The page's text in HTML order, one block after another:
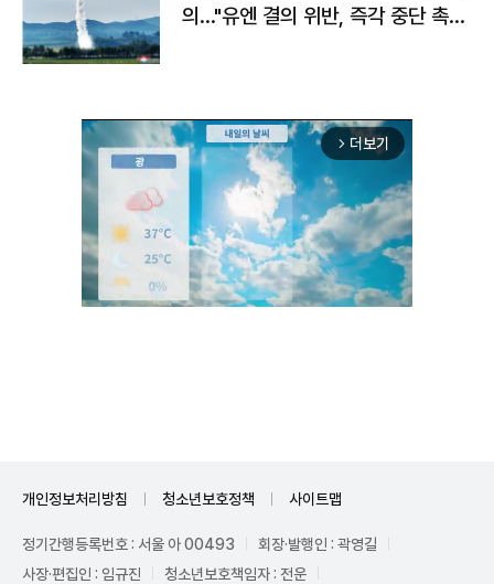
의…"유엔 결의 위반, 즉각 중단 촉
arrow_forward_ios 더보기
개인정보처리방침 청소년보호정책 사이트맵
정기간행등록번호 : 서울 아 00493
회장·발행인 : 곽영길
사장·편집인 : 임규진
청소년보호책임자 : 전운